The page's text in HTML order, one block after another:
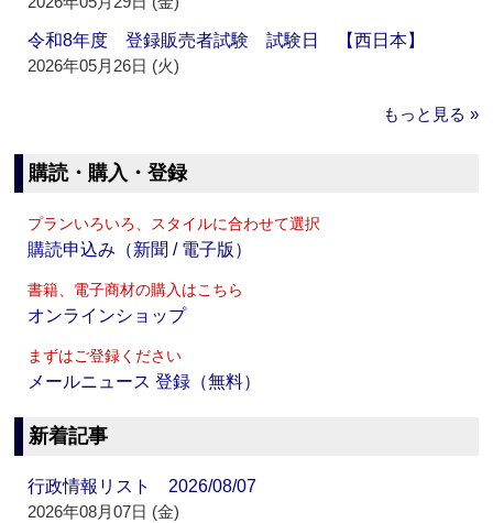
令和8年度 登録販売者試験 試験日 【西日本】
2026年05月26日 (火)
もっと見る »
購読・購入・登録
プランいろいろ、スタイルに合わせて選択
購読申込み（新聞 / 電子版）
書籍、電子商材の購入はこちら
オンラインショップ
まずはご登録ください
メールニュース 登録（無料）
新着記事
行政情報リスト 2026/08/07
2026年08月07日 (金)